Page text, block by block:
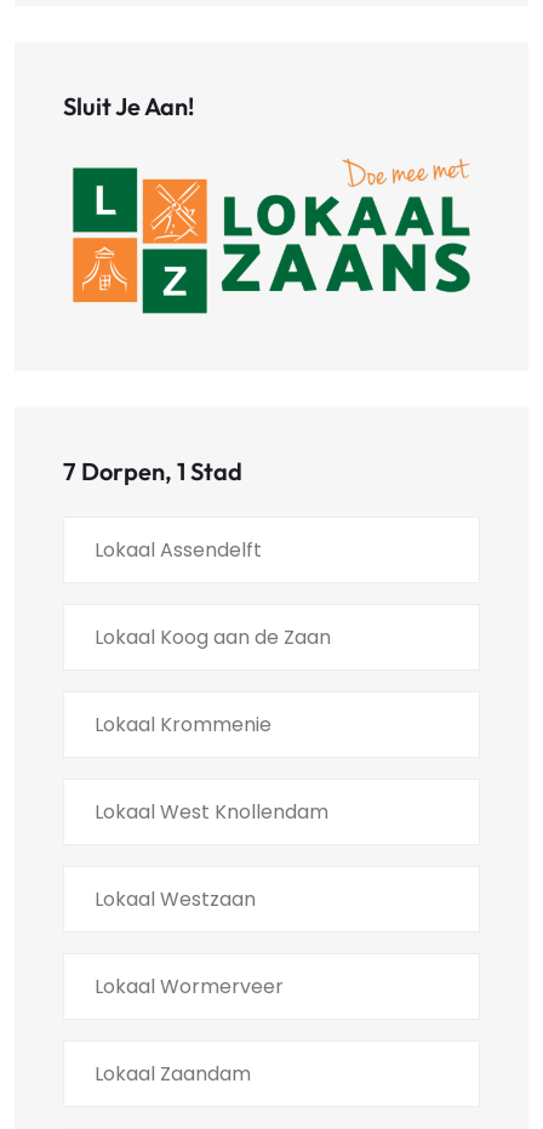
Sluit Je Aan!
7 Dorpen, 1 Stad
Lokaal Assendelft
Lokaal Koog aan de Zaan
Lokaal Krommenie
Lokaal West Knollendam
Lokaal Westzaan
Lokaal Wormerveer
Lokaal Zaandam